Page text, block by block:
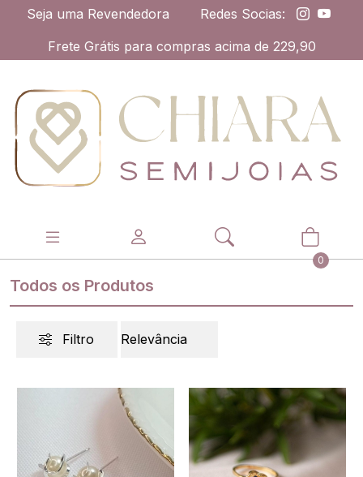
Seja uma Revendedora
Redes Socias:
Frete Grátis para compras acima de 229,90
0
Todos os Produtos
Filtro